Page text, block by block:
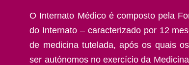
O Internato Médico é composto pela
do Internato – caracterizado por 12
de medicina tutelada, após os quais
ser autónomos no exercício da